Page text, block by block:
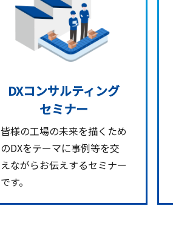
DXコンサルティング
セミナー
皆様の工場の未来を描くため
のDXをテーマに事例等を交
えながらお伝えするセミナー
です。